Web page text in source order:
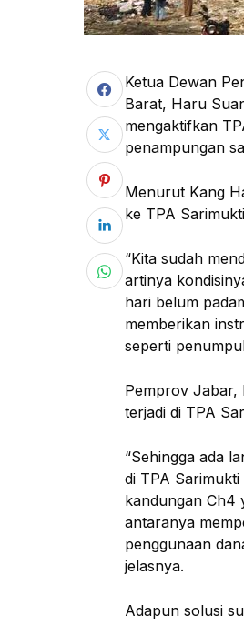
Ketua Dewan
Barat, Haru
mengaktifkan
penampungan
Menurut Kang
ke TPA
“Kita sudah
artinya
hari belum
memberikan
seperti
Pemprov Jabar,
terjadi di TPA
“Sehingga ada
di TPA
kandungan Ch4
antaranya
penggunaan
jelasnya.
Adapun solusi